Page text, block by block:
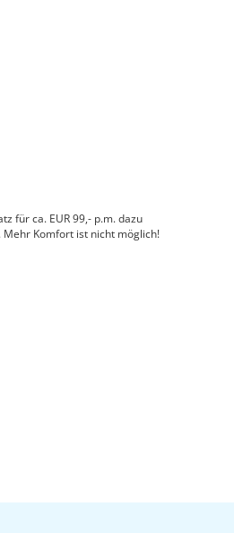
für ca. EUR 99,- p.m. dazu
Komfort ist nicht möglich!